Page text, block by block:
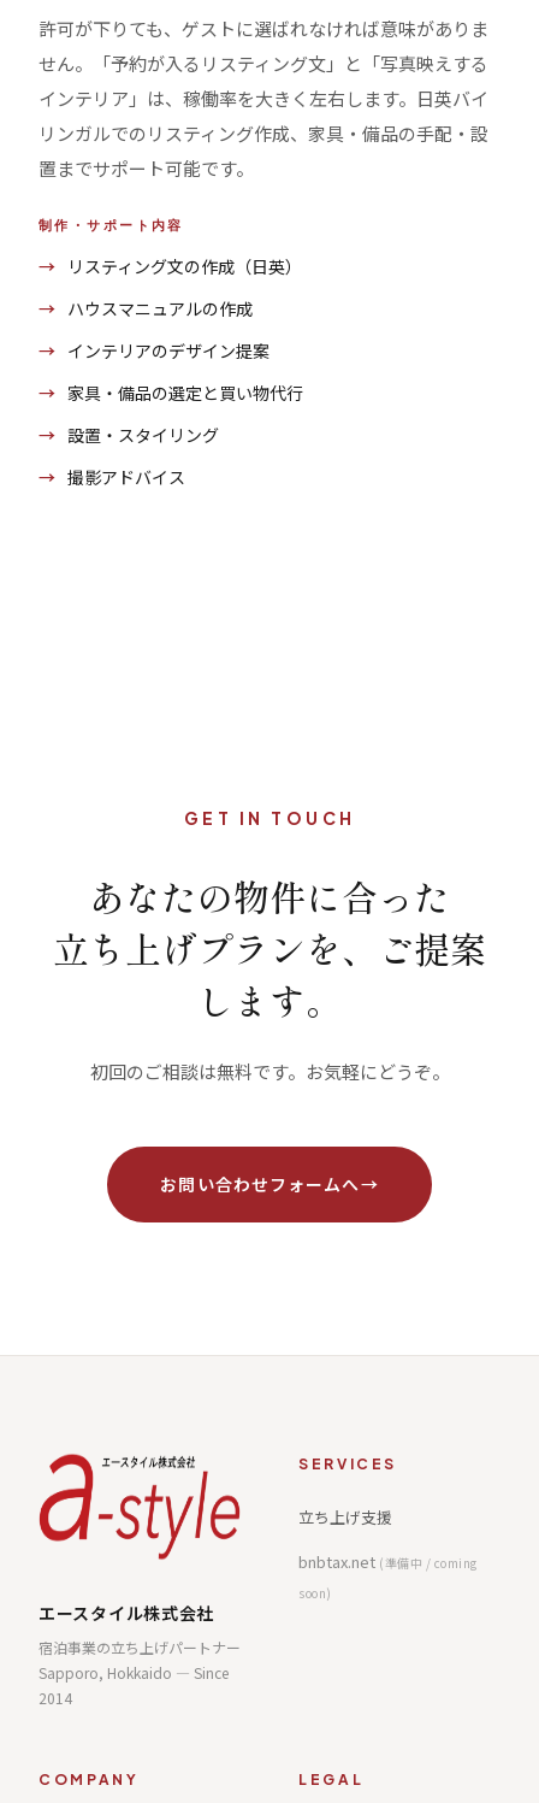
許可が下りても、ゲストに選ばれなければ意味がありま
せん。「予約が入るリスティング文」と「写真映えする
インテリア」は、稼働率を大きく左右します。日英バイ
リンガルでのリスティング作成、家具・備品の手配・設
置までサポート可能です。
制作・サポート内容
リスティング文の作成（日英）
ハウスマニュアルの作成
インテリアのデザイン提案
家具・備品の選定と買い物代行
設置・スタイリング
撮影アドバイス
GET IN TOUCH
あなたの物件に合った
立ち上げプランを、ご提案
します。
初回のご相談は無料です。お気軽にどうぞ。
お問い合わせフォームへ→
エースタイル株式会社
宿泊事業の立ち上げパートナー
Sapporo, Hokkaido — Since
2014
SERVICES
立ち上げ支援
bnbtax.net (準備中 / coming
soon)
COMPANY LEGAL